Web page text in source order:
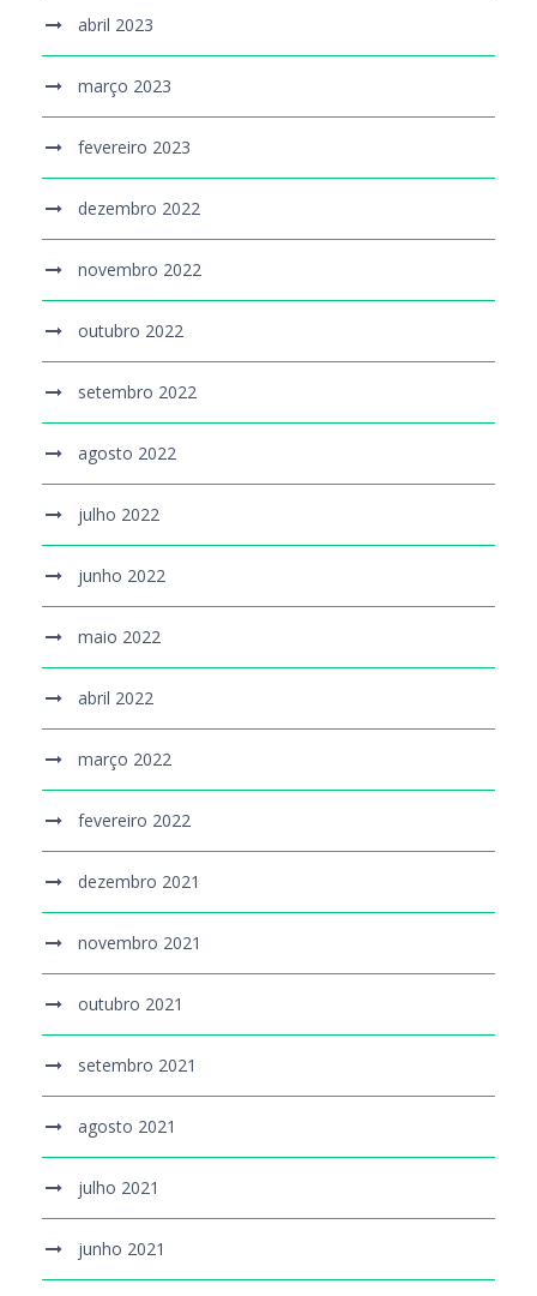
abril 2023
março 2023
fevereiro 2023
dezembro 2022
novembro 2022
outubro 2022
setembro 2022
agosto 2022
julho 2022
junho 2022
maio 2022
abril 2022
março 2022
fevereiro 2022
dezembro 2021
novembro 2021
outubro 2021
setembro 2021
agosto 2021
julho 2021
junho 2021